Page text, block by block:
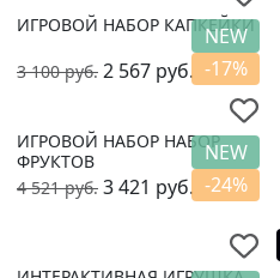
NEW
-17%
ИГРОВОЙ НАБОР КАПКЕЙКИ
3 100руб. 2 567 руб.
NEW
-24%
ИГРОВОЙ НАБОР НАБОР
ФРУКТОВ
4 521руб. 3 421 руб.